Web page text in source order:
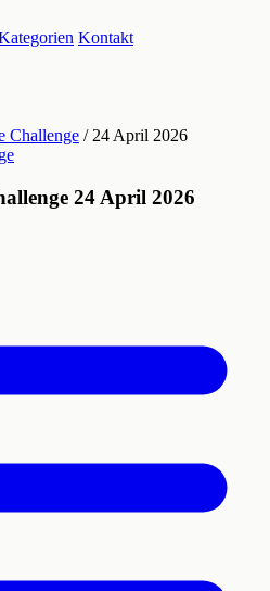
Kontakt
Challenge / 24 April 2026
24 April 2026